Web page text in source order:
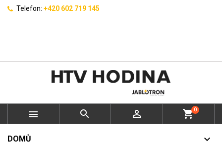
Telefon: +420 602 719 145
   shopping_cart0
DOMŮ